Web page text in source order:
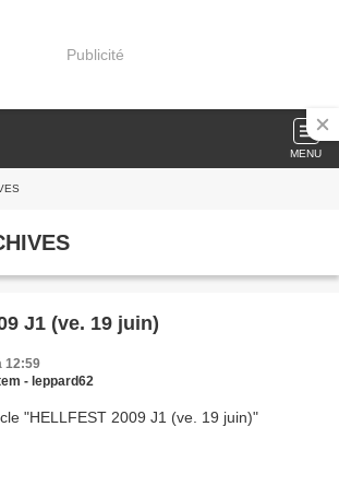
Publicité
MENU
J1 (ve. 19 juin)
12:59
- leppard62